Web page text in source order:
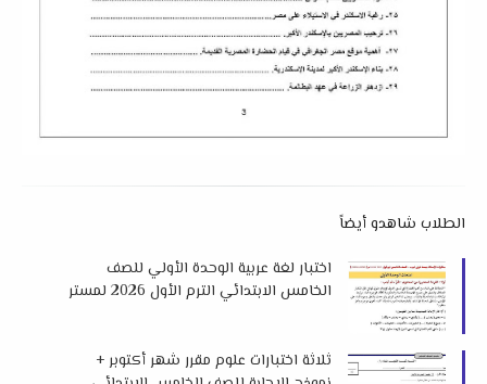
الطلاب شاهدو أيضاً
اختبار لغة عربية الوحدة الأولي للصف
الخامس الابتدائي الترم الأول 2026 لمستر
ثلاثة اختبارات علوم مقرر شهر أكتوبر +